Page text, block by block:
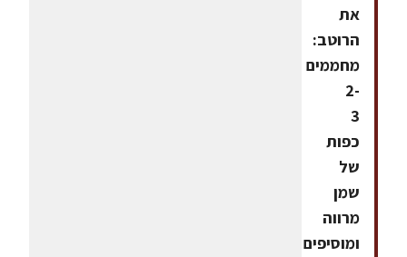
את
הרוטב:
מחממים
2-
3
כפות
של
שמן
מרווה
ומוסיפים